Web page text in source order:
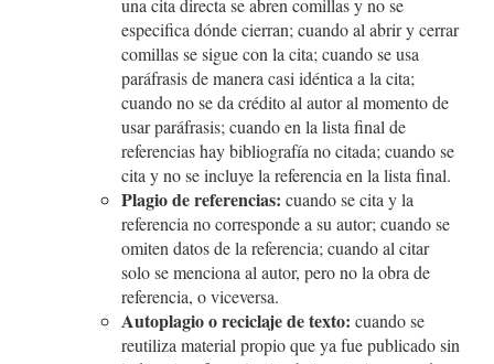
una cita directa se abren comillas y no se
especifica dónde cierran; cuando al abrir y cerrar
comillas se sigue con la cita; cuando se usa
paráfrasis de manera casi idéntica a la cita;
cuando no se da crédito al autor al momento de
usar paráfrasis; cuando en la lista final de
referencias hay bibliografía no citada; cuando se
cita y no se incluye la referencia en la lista final.
Plagio de referencias: cuando se cita y la
referencia no corresponde a su autor; cuando se
omiten datos de la referencia; cuando al citar
solo se menciona al autor, pero no la obra de
referencia, o viceversa.
Autoplagio o reciclaje de texto: cuando se
reutiliza material propio que ya fue publicado sin